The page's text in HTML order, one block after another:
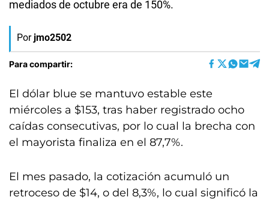
mediados de octubre era de 150%.
Por jmo2502
Para compartir:
El dólar blue se mantuvo estable este
miércoles a $153, tras haber registrado ocho
caídas consecutivas, por lo cual la brecha con
el mayorista finaliza en el 87,7%.
El mes pasado, la cotización acumuló un
retroceso de $14, o del 8,3%, lo cual significó la